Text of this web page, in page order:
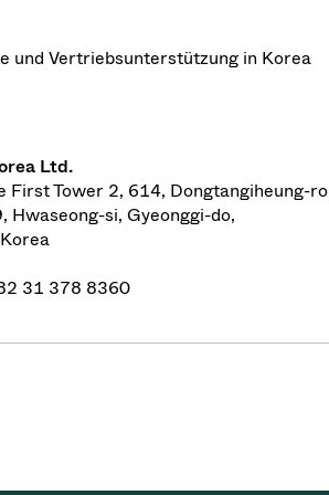
und Vertriebsunterstützung in Korea
Ltd.
First Tower 2, 614, Dongtangiheung-ro
Hwaseong-si, Gyeonggi-do,
31 378 8360